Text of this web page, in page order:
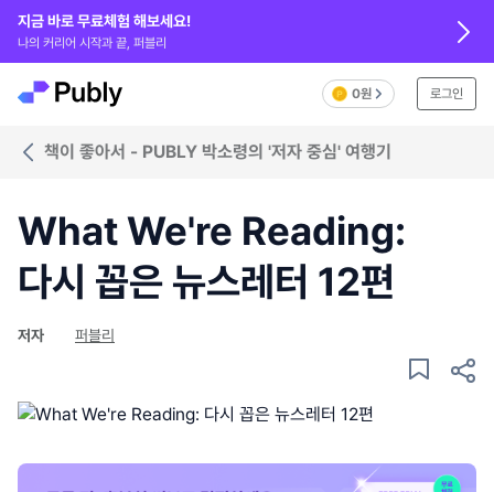
지금 바로 무료체험 해보세요!
나의 커리어 시작과 끝, 퍼블리
0원 로그인
책이 좋아서 - PUBLY 박소령의 '저자 중심' 여행기
What We're Reading:
다시 꼽은 뉴스레터 12편
저자 퍼블리